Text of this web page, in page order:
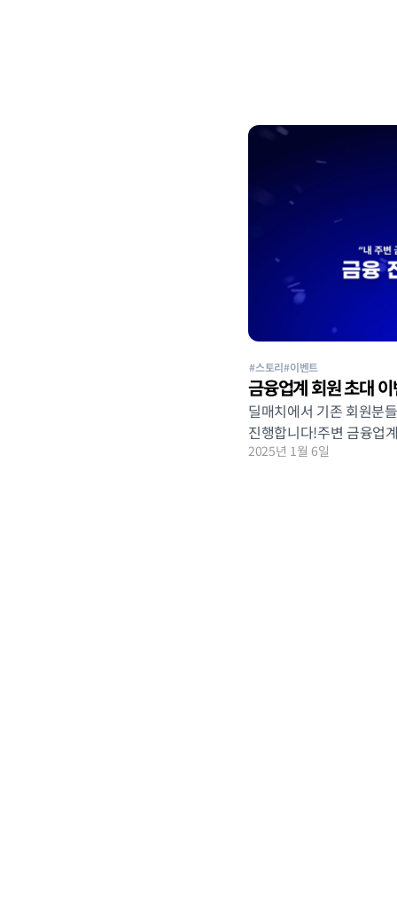
#스토리#이벤트
금융업계 회원 초대
딜매치에서 기존 회원분
진행합니다!주변 금융업
스타벅스 커피쿠폰과 백
2025년 1월 6일